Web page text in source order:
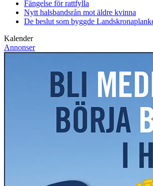
Fängelse för rattfylla
Nytt halsbandsrån mot äldre kvinna
De beslut som byggde Landskrona
Kalender
Annonser